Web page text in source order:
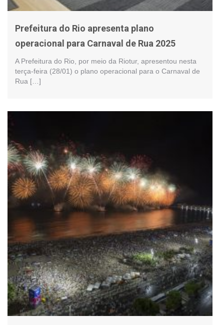
Prefeitura do Rio apresenta plano
operacional para Carnaval de Rua 2025
A Prefeitura do Rio, por meio da Riotur, apresentou nesta
terça-feira (28/01) o plano operacional para o Carnaval de
Rua […]